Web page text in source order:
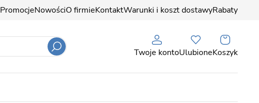
PromocjeNowościO firmieKontaktWarunki i koszt dostawyRabaty
Twoje kontoUlubioneKoszyk